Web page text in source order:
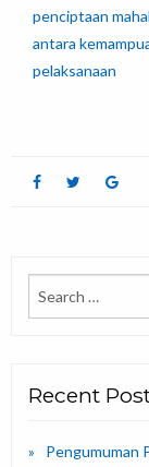
penciptaan
antara
pelaksanaan
Recent
Pengumuman